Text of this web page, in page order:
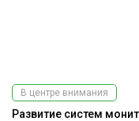
В центре внимания
Развитие систем